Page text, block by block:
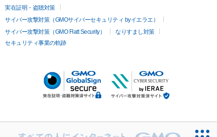
実在証明・盗聴対策
サイバー攻撃対策（GMOサイバーセキュリティ byイエラエ）
サイバー攻撃対策（GMO Flatt Security）
なりすまし対策
セキュリティ事業の軌跡